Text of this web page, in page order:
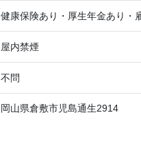
健康保険あり・厚生年金あり・
屋内禁煙
不問
岡山県倉敷市児島通生2914